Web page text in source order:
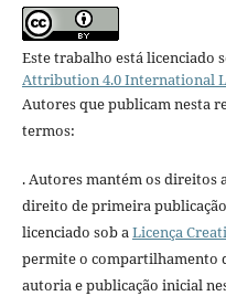
Este trabalho está licenciado
Attribution 4.0 International
Autores que publicam nesta
termos:
. Autores mantém os direitos
direito de primeira
licenciado sob aLicença
permite o compartilhamento
autoria e publicação inicial